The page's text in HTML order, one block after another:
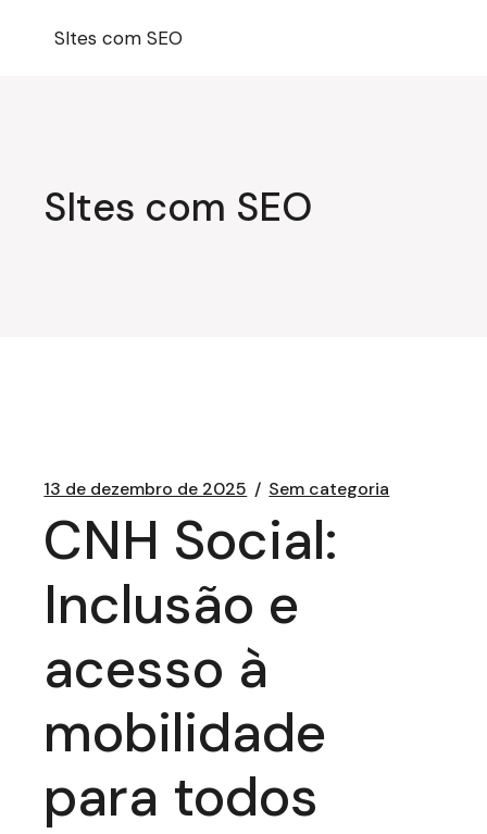
SItes com SEO
SItes com SEO
13 de dezembro de 2025 Sem categoria
CNH Social:
Inclusão e
acesso à
mobilidade
para todos